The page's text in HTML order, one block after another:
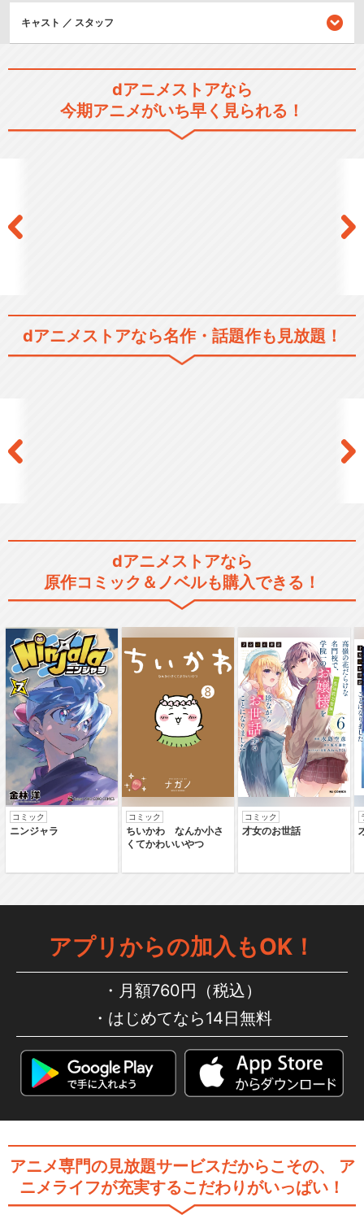
ラブライブ！2期
ラブライブ！サンシャイン!!T
ラブライブ！虹ヶ咲学園スク
ールアイドル同好会
ラブライブ！虹ヶ咲学園スク
ールアイドル同好会T…
にじよん あにめーしょん
にじよん あにめーしょん２
にじよん あにめーしょん 第13
～15話（Bl…
にじよん あにめーしょん2 第1
3～15話（B…
ラブライブ！スーパースタ
ー!!
キャスト ／ スタッフ
dアニメストアなら
今期アニメがいち早く見られる！
dアニメストアなら名作・話題作も見放題！
dアニメストアなら
原作コミック＆ノベルも購入できる！
コミック
ニンジャラ
コミック
ちいかわ なんか小さ
くてかわいいやつ
コミック
才女のお世話
アプリからの加入もOK！
月額760円（税込）
はじめてなら14日無料
アニメ専門の見放題サービスだからこその、
ア
ニメライフが充実するこだわりがいっぱい！